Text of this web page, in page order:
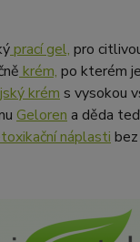
prací gel, pro
krém, po kterém
krém s vysokou
Geloren a děda
náplasti